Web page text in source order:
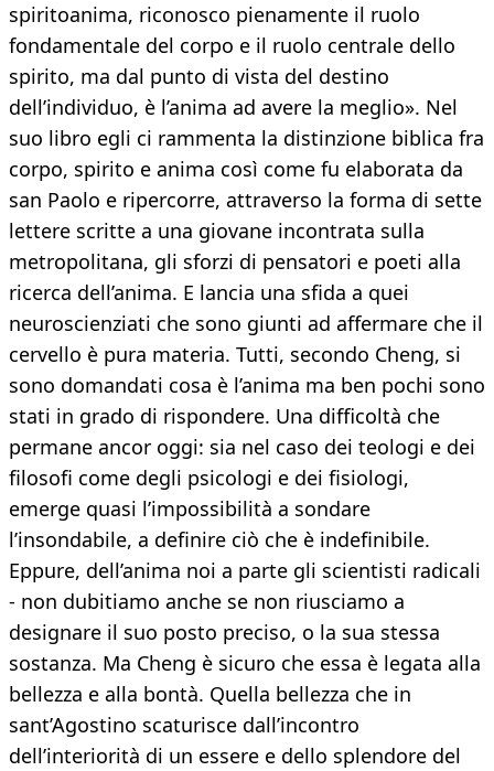
spiritoanima, riconosco pienamente il ruolo
fondamentale del corpo e il ruolo centrale dello
spirito, ma dal punto di vista del destino
dell’individuo, è l’anima ad avere la meglio». Nel
suo libro egli ci rammenta la distinzione biblica fra
corpo, spirito e anima così come fu elaborata da
san Paolo e ripercorre, attraverso la forma di sette
lettere scritte a una giovane incontrata sulla
metropolitana, gli sforzi di pensatori e poeti alla
ricerca dell’anima. E lancia una sfida a quei
neuroscienziati che sono giunti ad affermare che il
cervello è pura materia. Tutti, secondo Cheng, si
sono domandati cosa è l’anima ma ben pochi sono
stati in grado di rispondere. Una difficoltà che
permane ancor oggi: sia nel caso dei teologi e dei
filosofi come degli psicologi e dei fisiologi,
emerge quasi l’impossibilità a sondare
l’insondabile, a definire ciò che è indefinibile.
Eppure, dell’anima noi a parte gli scientisti radicali
- non dubitiamo anche se non riusciamo a
designare il suo posto preciso, o la sua stessa
sostanza. Ma Cheng è sicuro che essa è legata alla
bellezza e alla bontà. Quella bellezza che in
sant’Agostino scaturisce dall’incontro
dell’interiorità di un essere e dello splendore del